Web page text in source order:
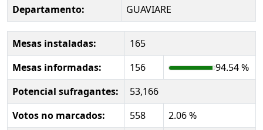
Departamento:
GUAVIARE
Mesas instaladas:
165
Mesas informadas:
156
94.54 %
Potencial sufragantes:
53,166
Votos no marcados:
558
2.06 %